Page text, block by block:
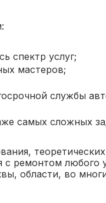
спектр услуг;
мастеров;
службы
самых сложных
с ремонтом
области, во